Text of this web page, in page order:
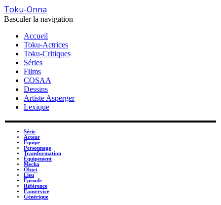
Toku-Onna
Basculer la navigation
Accueil
Toku-Actrices
Toku-Critiques
Séries
Films
COSAA
Dessins
Artiste Asperger
Lexique
Série
Acteur
Équipe
Personnage
Transformation
Équipement
Mecha
Objet
Lieu
Épisode
Référence
Fanservice
Générique